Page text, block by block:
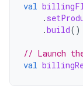
val
.
.build()
// Launch
val